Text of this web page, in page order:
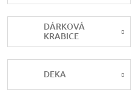
DÁRKOVÁ
KRABICE
DEKA